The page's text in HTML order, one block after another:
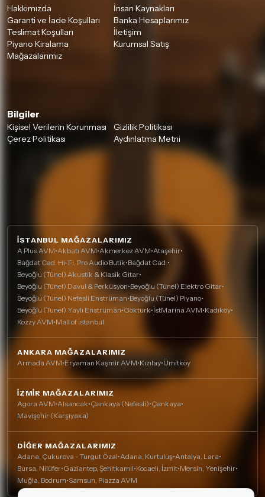
Hakkımızda
İnsan Kaynakları
Garanti ve İade Koşulları
Banka Hesaplarımız
Teslimat Koşulları
İletişim
Piyano Kiralama
Kurumsal Satış
Mağazalarımız
Bilgiler
Kişisel Verilerin Korunması
Gizlilik Politikası
Çerez Politikası
Aydınlatma Metni
İSTANBUL MAĞAZALARIMIZ
A Plus AVM•Akbatı AVM•Akmerkez AVM•Ataşehir•
Bağdat Cad. Hi-Fi, Pro Audio Butik•Bağdat Cad. •
Beyoğlu (Tünel) Akustik & Klasik Gitar•
Beyoğlu (Tünel) Davul & Perküsyon•Beyoğlu (Tünel) Elektro Gitar•
Beyoğlu (Tünel) Nefesli Enstrüman•Beyoğlu (Tünel) Piyano•
Beyoğlu (Tünel) Yaylı Enstrüman•Göktürk•İstMarina AVM•Kadıköy•
Kozzy AVM•Mall of İstanbul
ANKARA MAĞAZALARIMIZ
Armada AVM•Eryaman Kaşmir AVM•Kızılay•Ümitköy
İZMIR MAĞAZALARIMIZ
Agora AVM•Alsancak•Çankaya (Nefesli)•Çankaya•
Mavişehir (Karşıyaka)
DIĞER MAĞAZALARIMIZ
Adana, Çukurova - Turgut Özal•Adana, Kurtuluş•Antalya, Lara•
Bursa, Nilüfer•Gaziantep, Şehitkamil•Kocaeli, İzmit•Mersin, Yenişehir•
Muğla, Bodrum•Samsun, Piazza AVM